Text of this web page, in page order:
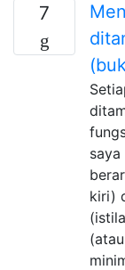
7
kiri)